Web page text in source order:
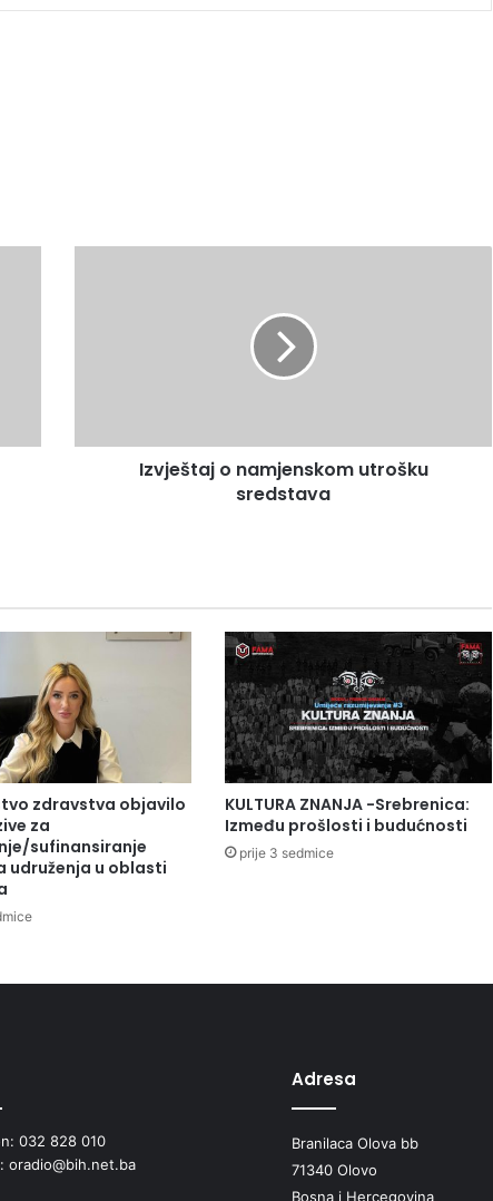
Izvještaj o namjenskom utrošku
sredstava
zdravstva objavilo
za
sufinansiranje
udruženja u oblasti
KULTURA ZNANJA -Srebrenica:
Između prošlosti i budućnosti
prije 3 sedmice
032 828 010
oradio@bih.net.ba
Adresa
Branilaca Olova bb
71340 Olovo
Bosna i Hercegovina